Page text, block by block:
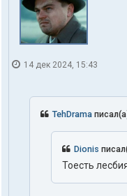
14 дек 2024, 15:43
TehDrama
Dionis
Тоесть